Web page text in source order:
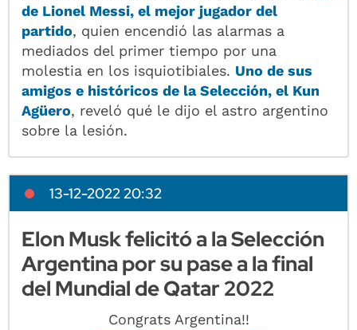
de Lionel Messi, el mejor jugador del
partido, quien encendió las alarmas a
mediados del primer tiempo por una
molestia en los isquiotibiales. Uno de sus
amigos e históricos de la Selección, el Kun
Agüero, reveló qué le dijo el astro argentino
sobre la lesión.
13-12-2022 20:32
Elon Musk felicitó a la Selección
Argentina por su pase a la final
del Mundial de Qatar 2022
Congrats Argentina!!